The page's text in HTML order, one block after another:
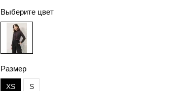
Выберите цвет
Размер
XS S